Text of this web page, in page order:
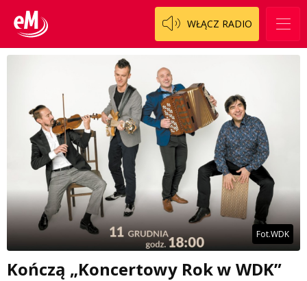
WŁĄCZ RADIO
Fot.WDK
Kończą „Koncertowy Rok w WDK”